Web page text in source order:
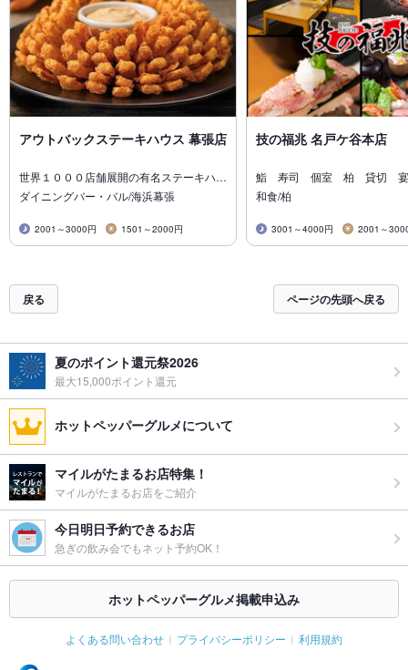
アウトバックステーキハウス 幕張店
世界１０００店舗展開の有名ステーキハ…
ダイニングバー・バル/海浜幕張
2001～3000円 1501～2000円
技の福兆 名戸ケ谷本店
鮨 寿司 個室 柏 貸切
和食/柏
3001～4000円 2001～
戻る ページの先頭へ戻る
夏のポイント還元祭2026
最大15,000ポイント還元
ホットペッパーグルメについて
マイルがたまるお店特集！
マイルがたまるお店をご紹介
今日明日予約できるお店
急ぎの飲み会でもネット予約OK！
ホットペッパーグルメ掲載申込み
よくある問い合わせ プライバシーポリシー 利用規約